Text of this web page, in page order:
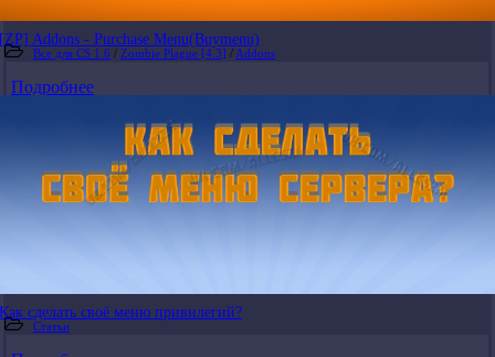
[ZP] Addons - Purchase Menu(Buymenu)
Все для CS 1.6 / Zombie Plague [4.3] / Addons
Подробнее
Как сделать своё меню привилегий?
Статьи